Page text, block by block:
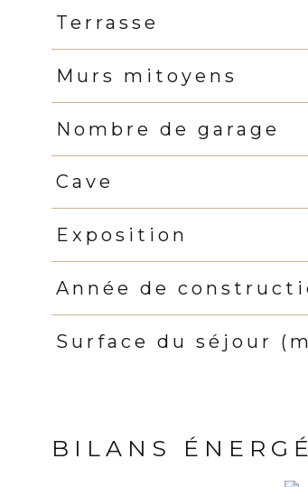
Terrasse
Murs mitoyens
Nombre de garage
Cave
Exposition
Année de
Surface du séjour
BILANS